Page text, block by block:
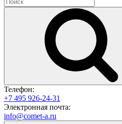
Телефон:
+7 495 926-24-31
Электронная почта:
info@comet-a.ru